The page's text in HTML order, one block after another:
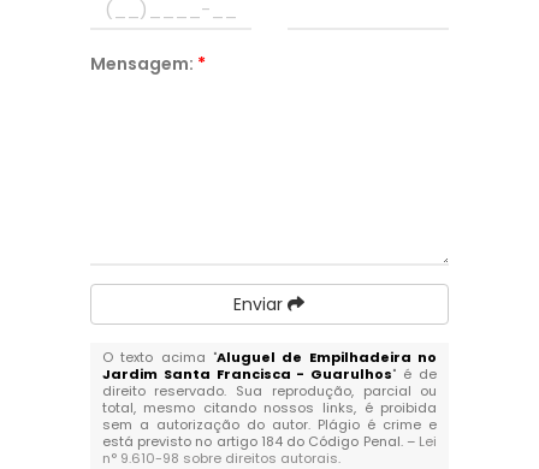
Mensagem: *
Enviar
O texto acima "Aluguel de Empilhadeira no
Jardim Santa Francisca - Guarulhos" é de
direito reservado. Sua reprodução, parcial ou
total, mesmo citando nossos links, é proibida
sem a autorização do autor. Plágio é crime e
está previsto no artigo 184 do Código Penal. – Lei
n° 9.610-98 sobre direitos autorais.